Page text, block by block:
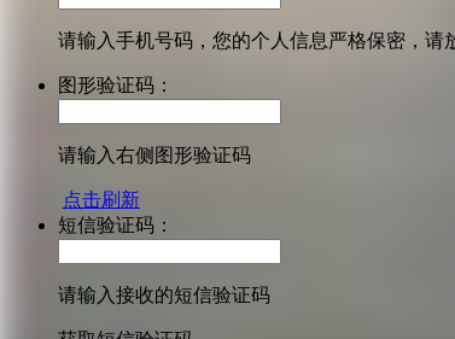
请输入手机号码，您的个人信息严格保密，请
图形验证码：
请输入右侧图形验证码
点击刷新
短信验证码：
请输入接收的短信验证码